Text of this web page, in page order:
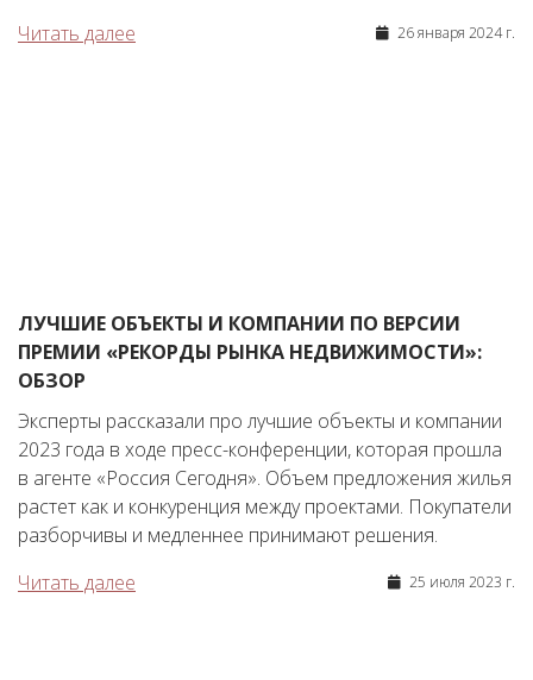
Читать далее
26 января 2024 г.
ЛУЧШИЕ ОБЪЕКТЫ И КОМПАНИИ ПО ВЕРСИИ
ПРЕМИИ «РЕКОРДЫ РЫНКА НЕДВИЖИМОСТИ»:
ОБЗОР
Эксперты рассказали про лучшие объекты и компании
2023 года в ходе пресс-конференции, которая прошла
в агенте «Россия Сегодня». Объем предложения жилья
растет как и конкуренция между проектами. Покупатели
разборчивы и медленнее принимают решения.
Читать далее
25 июля 2023 г.